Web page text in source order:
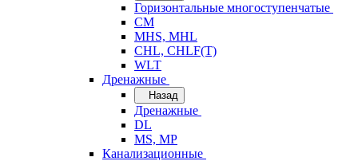
Горизонтальные многоступенчатые
CM
MHS, MHL
CHL, CHLF(T)
WLT
Дренажные
Назад
Дренажные
DL
MS, MP
Канализационные